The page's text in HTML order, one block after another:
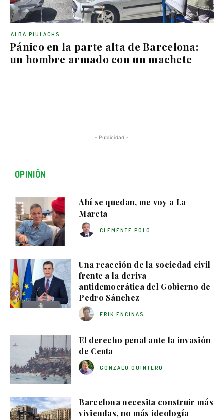
Pánico en la parte alta de Barcelona:
un hombre armado con un machete
ALBA PIULACHS
- Publicidad -
OPINIÓN
Ahí se quedan, me voy a La
Mareta
CLEMENTE POLO
Una reacción de la sociedad civil
frente a la deriva
antidemocrática del Gobierno de
Pedro Sánchez
ERIK ENCINAS
El derecho penal ante la invasión
de Ceuta
GONZALO QUINTERO
Barcelona necesita construir más
viviendas, no más ideología